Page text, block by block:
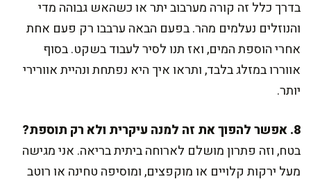
בדרך כלל זה קורה מערבוב יתר או כשהאש גבוהה מדי
והנוזלים נעלמים מהר. בפעם הבאה ערבבו רק פעם אחת
אחרי הוספת המים, ואז תנו לסיר לעבוד בשקט. בסוף
אווררו במזלג בלבד, ותראו איך היא נפתחת ונהיית אוורירי
יותר.
8. אפשר להפוך את זה למנה עיקרית ולא רק תוספת?
בטח, וזה פתרון מושלם לארוחה ביתית בריאה. אני מגישה
מעל ירקות קלויים או מוקפצים, ומוסיפה טחינה או רוטב